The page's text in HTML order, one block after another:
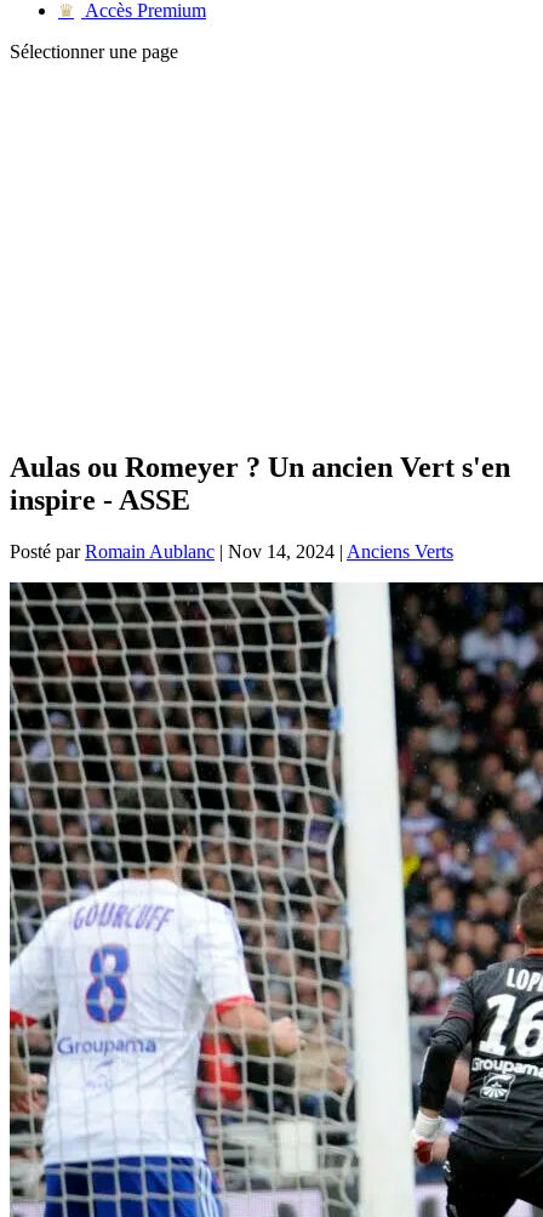
♛
Accès Premium
Sélectionner une page
Aulas ou Romeyer ? Un ancien Vert s'en
inspire - ASSE
Posté parRomain Aublanc | Nov 14, 2024 | Anciens Verts